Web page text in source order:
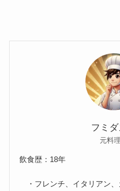
フミ
元料
飲食歴：18年
・フレンチ、イタリアン